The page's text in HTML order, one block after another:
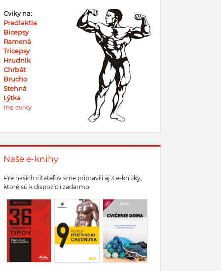
Cviky na:
Predlaktia
Bicepsy
Ramená
Tricepsy
Hrudník
Chrbát
Brucho
Stehná
Lýtka
Iné cviky
Naše e-knihy
Pre našich čitateľov sme pripravili aj 3 e-knižky,
ktoré sú k dispozícii zadarmo: